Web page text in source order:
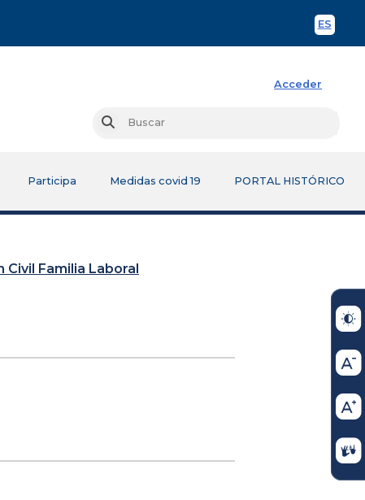
ES
Acceder
Buscar
Participa Medidas covid 19 PORTAL HISTÓRICO
Familia Laboral